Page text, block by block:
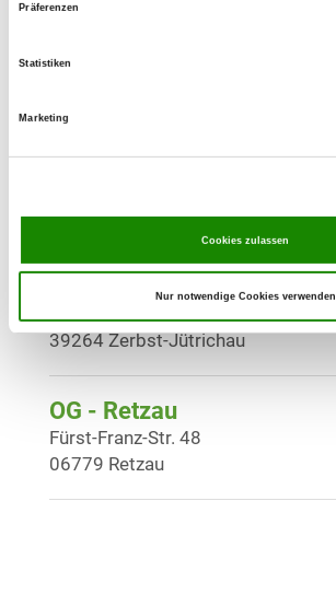
Präferenzen
Statistiken
Marketing
Cookies zulassen
Nur notwendige Cookies verwenden
Mennewitzer Weg
OG - Pulspforde
39264 Pulspforde
OG - Jütrichau
Am Sportplatz Jütrichau
39264 Zerbst-Jütrichau
OG - Retzau
Fürst-Franz-Str. 48
06779 Retzau